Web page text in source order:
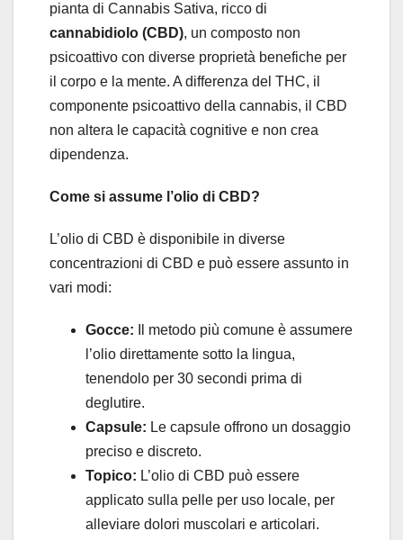
pianta di Cannabis Sativa, ricco di
cannabidiolo (CBD), un composto non
psicoattivo con diverse proprietà benefiche per
il corpo e la mente. A differenza del THC, il
componente psicoattivo della cannabis, il CBD
non altera le capacità cognitive e non crea
dipendenza.
Come si assume l’olio di CBD?
L’olio di CBD è disponibile in diverse
concentrazioni di CBD e può essere assunto in
vari modi:
Gocce: Il metodo più comune è assumere
l’olio direttamente sotto la lingua,
tenendolo per 30 secondi prima di
deglutire.
Capsule: Le capsule offrono un dosaggio
preciso e discreto.
Topico: L’olio di CBD può essere
applicato sulla pelle per uso locale, per
alleviare dolori muscolari e articolari.